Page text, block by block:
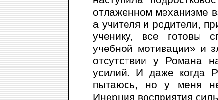
отлаженном механизме
а учителя и родители,
ученику, все готовы
учебной мотивации» и
отсутствии у Романа
усилий. И даже когда
пытаюсь, но у меня
Инерция восприятия